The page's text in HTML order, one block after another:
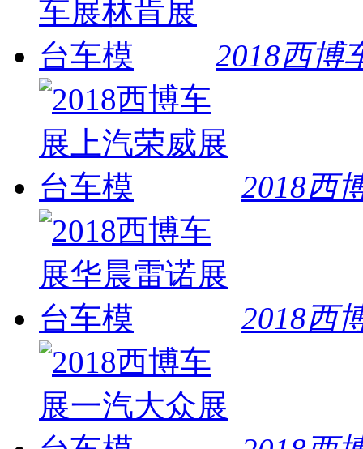
热点新闻
北京•越野世家探享东南第一州 “38°向上人生”燃动杭州
BMW 7系宝马创新豪华旗舰 绽放“动感”与“豪华”的个性
混动战将自信满满 第十代雅阁锐·混动震撼来袭
轩逸·纯电：中国新能源家轿正宗的合资品牌，引领市场
THE 7 独立思考 | 新BMW 7系杭州上市发布会
今日起周末杭州景区实施单双号等限行措施
车友生活
铲车开道，风骏护航：草原父母的爱有多硬核？
猛士车主故事：以热爱为刃，赴无畏征途
选GS4 MAX开启红色亲子游 08-08
冰雪季暖心同行 魏牌免费接驳巡游服务助力美好生活一
驭鉴猛士，驾享不凡！中国著名导演刘伟强喜提新座驾
猛士车主赵远军：弄潮猛士，无畏前行 12-23
助千行百业 探民族文化 2.4T长城炮西南驾控体验营玩转
便利小贴士
火车查询
飞机查询
浙江车行图
浙江验车点查询
2018西博
2018西
2018西